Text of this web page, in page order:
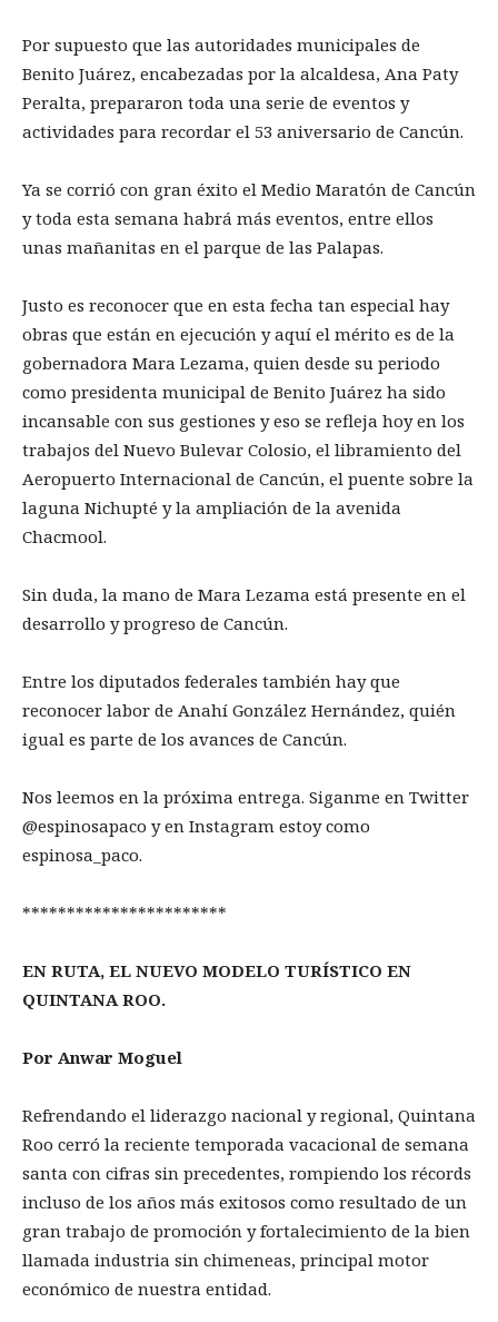
Por supuesto que las autoridades municipales de
Benito Juárez, encabezadas por la alcaldesa, Ana Paty
Peralta, prepararon toda una serie de eventos y
actividades para recordar el 53 aniversario de Cancún.
Ya se corrió con gran éxito el Medio Maratón de Cancún
y toda esta semana habrá más eventos, entre ellos
unas mañanitas en el parque de las Palapas.
Justo es reconocer que en esta fecha tan especial hay
obras que están en ejecución y aquí el mérito es de la
gobernadora Mara Lezama, quien desde su periodo
como presidenta municipal de Benito Juárez ha sido
incansable con sus gestiones y eso se refleja hoy en los
trabajos del Nuevo Bulevar Colosio, el libramiento del
Aeropuerto Internacional de Cancún, el puente sobre la
laguna Nichupté y la ampliación de la avenida
Chacmool.
Sin duda, la mano de Mara Lezama está presente en el
desarrollo y progreso de Cancún.
Entre los diputados federales también hay que
reconocer labor de Anahí González Hernández, quién
igual es parte de los avances de Cancún.
Nos leemos en la próxima entrega. Siganme en Twitter
@espinosapaco y en Instagram estoy como
espinosa_paco.
***********************
EN RUTA, EL NUEVO MODELO TURÍSTICO EN
QUINTANA ROO.
Por Anwar Moguel
Refrendando el liderazgo nacional y regional, Quintana
Roo cerró la reciente temporada vacacional de semana
santa con cifras sin precedentes, rompiendo los récords
incluso de los años más exitosos como resultado de un
gran trabajo de promoción y fortalecimiento de la bien
llamada industria sin chimeneas, principal motor
económico de nuestra entidad.